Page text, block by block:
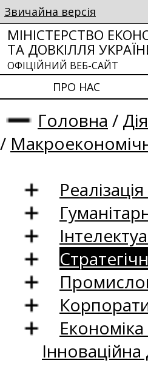
Звичайна версія
МІНІСТЕРСТВО
ТА ДОВКІЛЛЯ
ОФІЦІЙНИЙ ВЕБ-САЙТ
ПРО НАС
Головна /
/
Інноваційна